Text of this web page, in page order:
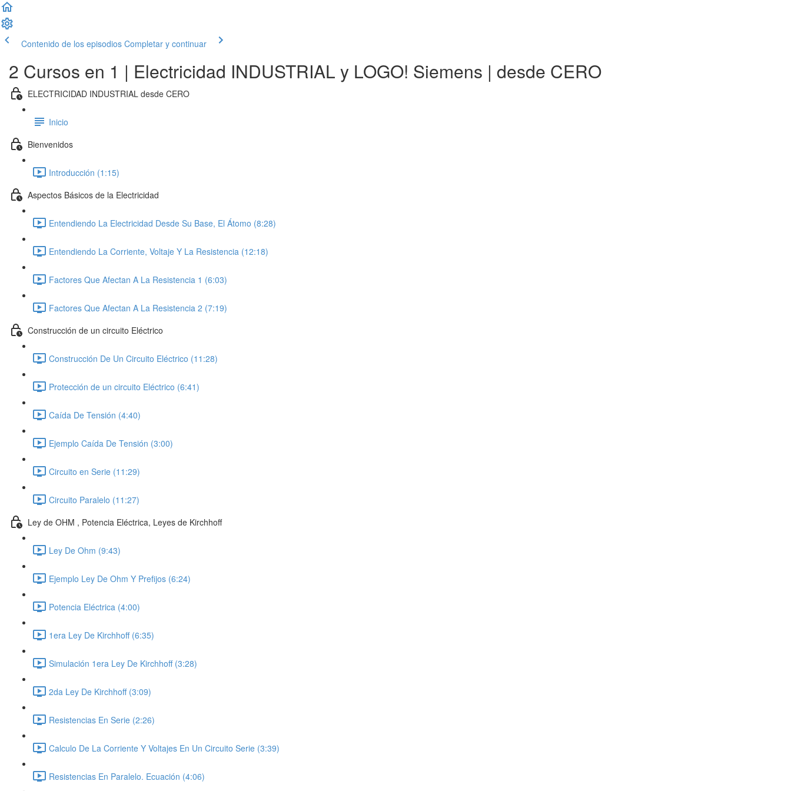
Contenido de los episodios Completar y continuar
2 Cursos en 1 | Electricidad INDUSTRIAL y LOGO! Siemens | desde CERO
ELECTRICIDAD INDUSTRIAL desde CERO
Inicio
Bienvenidos
Introducción (1:15)
Aspectos Básicos de la Electricidad
Entendiendo La Electricidad Desde Su Base, El Átomo (8:28)
Entendiendo La Corriente, Voltaje Y La Resistencia (12:18)
Factores Que Afectan A La Resistencia 1 (6:03)
Factores Que Afectan A La Resistencia 2 (7:19)
Construcción de un circuito Eléctrico
Construcción De Un Circuito Eléctrico (11:28)
Protección de un circuito Eléctrico (6:41)
Caída De Tensión (4:40)
Ejemplo Caída De Tensión (3:00)
Circuito en Serie (11:29)
Circuito Paralelo (11:27)
Ley de OHM , Potencia Eléctrica, Leyes de Kirchhoff
Ley De Ohm (9:43)
Ejemplo Ley De Ohm Y Prefijos (6:24)
Potencia Eléctrica (4:00)
1era Ley De Kirchhoff (6:35)
Simulación 1era Ley De Kirchhoff (3:28)
2da Ley De Kirchhoff (3:09)
Resistencias En Serie (2:26)
Calculo De La Corriente Y Voltajes En Un Circuito Serie (3:39)
Resistencias En Paralelo. Ecuación (4:06)